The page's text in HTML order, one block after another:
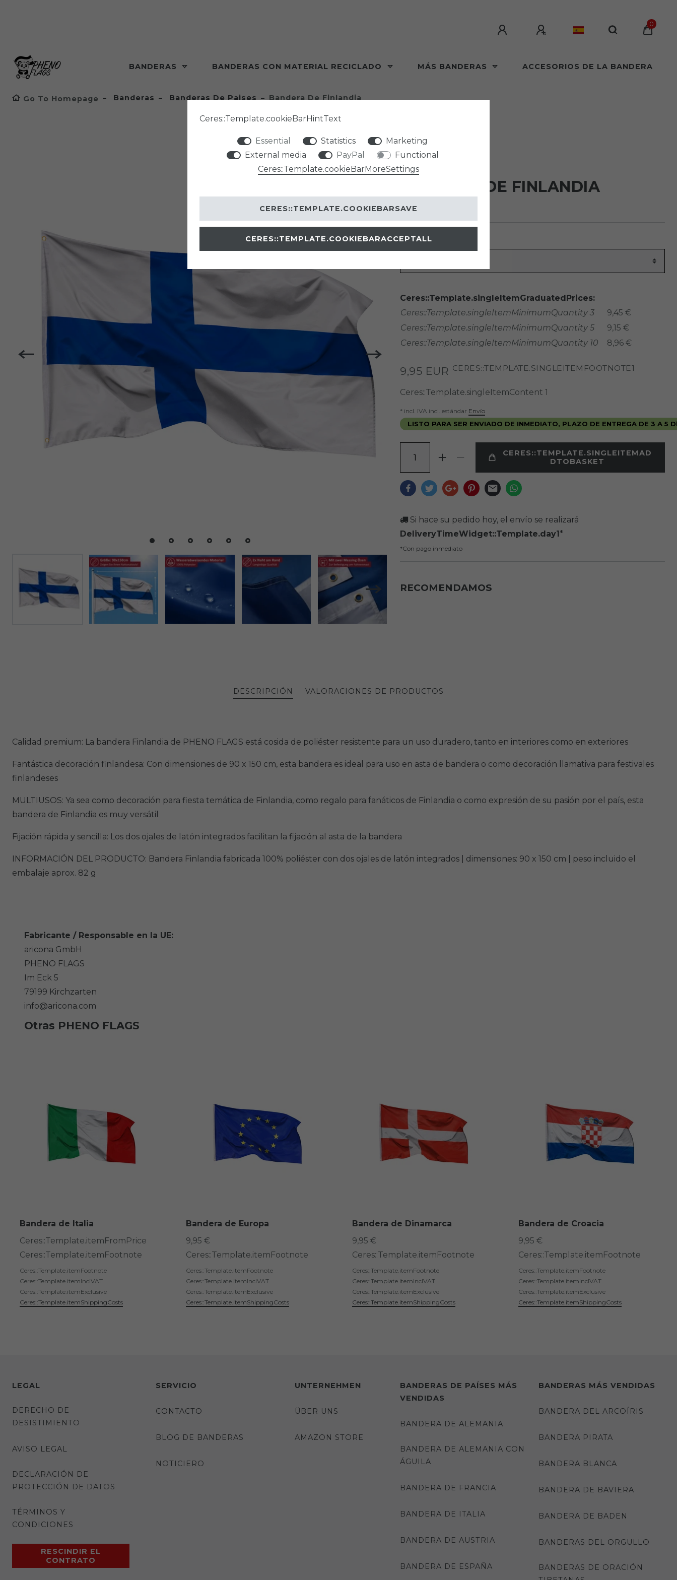
0
BANDERAS BANDERAS CON MATERIAL RECICLADO MÁS BANDERAS ACCESORIOS DE LA BANDERA
Go To Homepage Banderas Banderas De Paises Bandera De Finlandia
PHENO FLAGS
BANDERA DE FINLANDIA
Item number
Ceres::Template.singleItemGraduatedPrices:
Ceres::Template.singleItemMinimumQuantity 3
9,45 €
Ceres::Template.singleItemMinimumQuantity 5
9,15 €
Ceres::Template.singleItemMinimumQuantity 10
8,96 €
9,95 EUR CERES::TEMPLATE.SINGLEITEMFOOTNOTE1
Ceres::Template.singleItemContent 1
* incl. IVA incl. estándar Envío
LISTO PARA SER ENVIADO DE INMEDIATO, PLAZO DE ENTREGA DE 3 A 5
CERES::TEMPLATE.SINGLEITEMAD
DTOBASKET
Si hace su pedido hoy, el envío se realizará
DeliveryTimeWidget::Template.day1*
*Con pago inmediato
RECOMENDAMOS
DESCRIPCIÓN VALORACIONES DE PRODUCTOS
Calidad premium: La bandera Finlandia de PHENO FLAGS está cosida de poliéster resistente para un uso duradero, tanto en interiores como en exteriores
Fantástica decoración finlandesa: Con dimensiones de 90 x 150 cm, esta bandera es ideal para uso en asta de bandera o como decoración llamativa para festivales
finlandeses
MULTIUSOS: Ya sea como decoración para fiesta temática de Finlandia, como regalo para fanáticos de Finlandia o como expresión de su pasión por el país, esta
bandera de Finlandia es muy versátil
Fijación rápida y sencilla: Los dos ojales de latón integrados facilitan la fijación al asta de la bandera
INFORMACIÓN DEL PRODUCTO: Bandera Finlandia fabricada 100% poliéster con dos ojales de latón integrados | dimensiones: 90 x 150 cm | peso incluido el
embalaje aprox. 82 g
Fabricante / Responsable en la UE:
aricona GmbH
PHENO FLAGS
Im Eck 5
79199 Kirchzarten
info@aricona.com
Otras PHENO FLAGS
Bandera de Italia
Ceres::Template.itemFromPrice
Ceres::Template.itemFootnote
Ceres::Template.itemFootnote
Ceres::Template.itemInclVAT
Ceres::Template.itemExclusive
Ceres::Template.itemShippingCosts
Bandera de Europa
9,95 €
Ceres::Template.itemFootnote
Ceres::Template.itemFootnote
Ceres::Template.itemInclVAT
Ceres::Template.itemExclusive
Ceres::Template.itemShippingCosts
Bandera de Dinamarca
9,95 €
Ceres::Template.itemFootnote
Ceres::Template.itemFootnote
Ceres::Template.itemInclVAT
Ceres::Template.itemExclusive
Ceres::Template.itemShippingCosts
Bandera de Croacia
9,95 €
Ceres::Template.itemFootnote
Ceres::Template.itemFootnote
Ceres::Template.itemInclVAT
Ceres::Template.itemExclusive
Ceres::Template.itemShippingCosts
LEGAL
DERECHO DE
DESISTIMIENTO
AVISO LEGAL
DECLARACIÓN DE
PROTECCIÓN DE DATOS
TÉRMINOS Y
CONDICIONES
RESCINDIR EL
CONTRATO
SERVICIO
CONTACTO
BLOG DE BANDERAS
NOTICIERO
UNTERNEHMEN
ÜBER UNS
AMAZON STORE
BANDERAS DE PAÍSES MÁS
VENDIDAS
BANDERA DE ALEMANIA
BANDERA DE ALEMANIA CON
ÁGUILA
BANDERA DE FRANCIA
BANDERA DE ITALIA
BANDERA DE AUSTRIA
BANDERA DE ESPAÑA
BANDERAS MÁS VENDIDAS
BANDERA DEL ARCOÍRIS
BANDERA PIRATA
BANDERA BLANCA
BANDERA DE BAVIERA
BANDERA DE BADEN
BANDERAS DEL ORGULLO
BANDERAS DE ORACIÓN
Ceres::Template.cookieBarHintText
Essential Statistics
Marketing
External media
PayPal
Functional
Ceres::Template.cookieBarMoreSettings
CERES::TEMPLATE.COOKIEBARACCEPTALL
CERES::TEMPLATE.COOKIEBARSAVE